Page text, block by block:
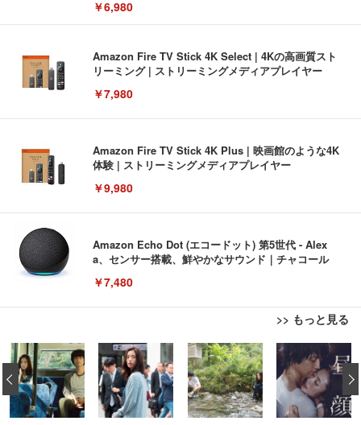
￥6,980
Amazon Fire TV Stick 4K Select | 4Kの高画質スト
リーミング | ストリーミングメディアプレイヤー
￥7,980
Amazon Fire TV Stick 4K Plus | 映画館のような4K
体験 | ストリーミングメディアプレイヤー
￥9,980
Amazon Echo Dot (エコードット) 第5世代 - Alex
a、センサー搭載、鮮やかなサウンド｜チャコール
￥7,480
>> もっと見る
[EdoErgo] オフィスチェア 椅子 テレワーク 疲れな
い 跳ね上げ式アームレスト コンパクト 約105度ロッ
キング pc 事務椅子 360度回転 座面昇降 強化ナイロ
ン樹脂ベース 通気性メッシュ 在宅ワーク H-WY01
(黒網+黒枠+黒足)
￥5,699
EIZO ビジネス向けプレミアムモニター | FlexScan
EV3240X-WT | 31.5型4K UHD・USB Type-C・ホワ
イト
￥105,595
Amazonベーシック ペットシーツ 薄型 レギュラー 1
回使い捨て 無香料 ホワイト 300枚
￥3,373
‹